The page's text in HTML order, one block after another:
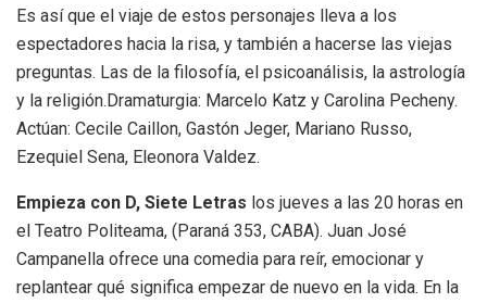
Es así que el viaje de estos personajes lleva a los
espectadores hacia la risa, y también a hacerse las viejas
preguntas. Las de la filosofía, el psicoanálisis, la astrología
y la religión.Dramaturgia: Marcelo Katz y Carolina Pecheny.
Actúan: Cecile Caillon, Gastón Jeger, Mariano Russo,
Ezequiel Sena, Eleonora Valdez.
Empieza con D, Siete Letras los jueves a las 20 horas en
el Teatro Politeama, (Paraná 353, CABA). Juan José
Campanella ofrece una comedia para reír, emocionar y
replantear qué significa empezar de nuevo en la vida. En la